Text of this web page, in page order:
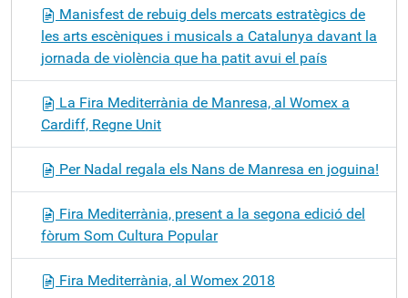
Manisfest de rebuig dels mercats estratègics de
les arts escèniques i musicals a Catalunya davant la
jornada de violència que ha patit avui el país
La Fira Mediterrània de Manresa, al Womex a
Cardiff, Regne Unit
Per Nadal regala els Nans de Manresa en joguina!
Fira Mediterrània, present a la segona edició del
fòrum Som Cultura Popular
Fira Mediterrània, al Womex 2018